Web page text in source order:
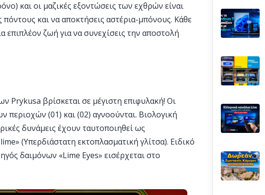
και οι μαζικές εξοντώσεις των εχθρών είναι
πόντους και να αποκτήσεις αστέρια-μπόνους. Κάθε
επιπλέον ζωή για να συνεχίσεις την αποστολή
Prykusa βρίσκεται σε μέγιστη επιφυλακή! Οι
περιοχών (01) και (02) αγνοούνται. Βιολογική
δυνάμεις έχουν ταυτοποιηθεί ως
(Υπερδιάστατη εκτοπλασματική γλίτσα). Ειδικό
δαιμόνων «Lime Eyes» εισέρχεται στο